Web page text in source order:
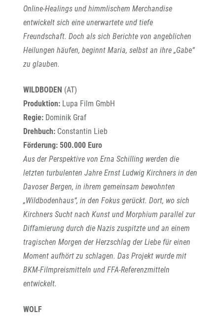
Online-Healings und himmlischem Merchandise
entwickelt sich eine unerwartete und tiefe
Freundschaft. Doch als sich Berichte von angeblichen
Heilungen häufen, beginnt Maria, selbst an ihre „Gabe“
zu glauben.
WILDBODEN (AT)
Produktion: Lupa Film GmbH
Regie: Dominik Graf
Drehbuch: Constantin Lieb
Förderung: 500.000 Euro
Aus der Perspektive von Erna Schilling werden die
letzten turbulenten Jahre Ernst Ludwig Kirchners in den
Davoser Bergen, in ihrem gemeinsam bewohnten
„Wildbodenhaus“, in den Fokus gerückt. Dort, wo sich
Kirchners Sucht nach Kunst und Morphium parallel zur
Diffamierung durch die Nazis zuspitzte und an einem
tragischen Morgen der Herzschlag der Liebe für einen
Moment aufhört zu schlagen. Das Projekt wurde mit
BKM-Filmpreismitteln und FFA-Referenzmitteln
entwickelt.
WOLF